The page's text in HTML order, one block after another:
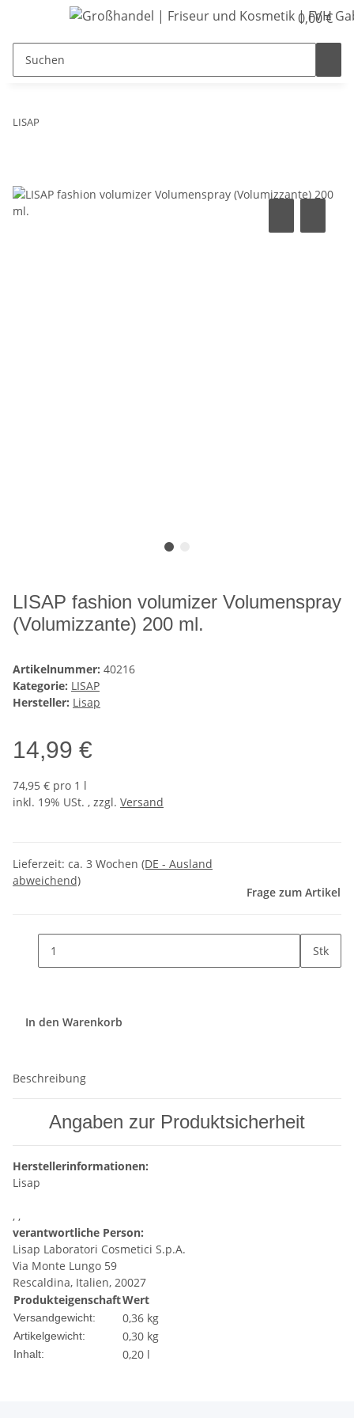
0,00 €
LISAP
LISAP fashion volumizer Volumenspray
(Volumizzante) 200 ml.
Artikelnummer: 40216
Kategorie: LISAP
Hersteller: Lisap
14,99 €
74,95 € pro 1 l
inkl. 19% USt. , zzgl. Versand
Lieferzeit: ca. 3 Wochen (DE - Ausland
abweichend)
Frage zum Artikel
Stk
In den Warenkorb
Beschreibung
Angaben zur Produktsicherheit
Herstellerinformationen:
Lisap
, ,
verantwortliche Person:
Lisap Laboratori Cosmetici S.p.A.
Via Monte Lungo 59
Rescaldina, Italien, 20027
ProdukteigenschaftWert
Versandgewicht: 0,36 kg
Artikelgewicht: 0,30 kg
Inhalt: 0,20 l